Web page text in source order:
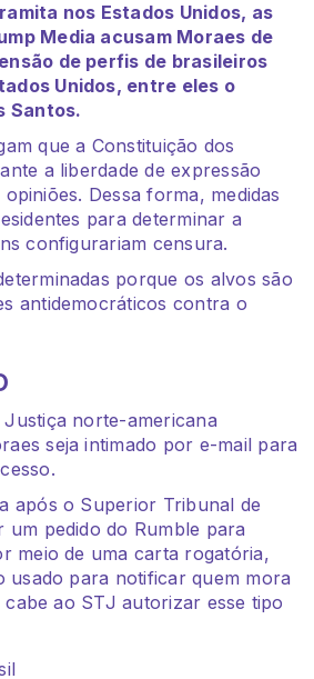
nos Estados Unidos, as
Media acusam Moraes de
de perfis de brasileiros
Unidos, entre eles o
Santos.
que a Constituição dos
a liberdade de expressão
Dessa forma, medidas
para determinar a
configurariam censura.
porque os alvos são
antidemocráticos contra o
norte-americana
seja intimado por e-mail para
após o Superior Tribunal de
um pedido do Rumble para
meio de uma carta rogatória,
usado para notificar quem mora
ao STJ autorizar esse tipo